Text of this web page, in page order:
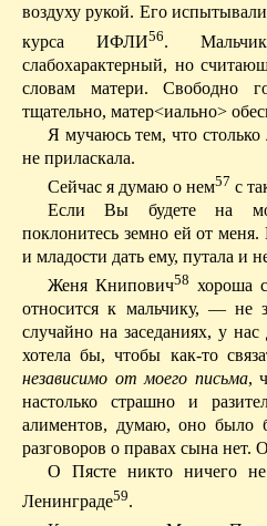
воздуху рукой. Его
курса ИФЛИ56.
слабохарактерный, но
словам матери. Свободно
тщательно, матер<иально>
Я мучаюсь тем, что
не приласкала.
Сейчас я думаю о нем57 с
Если Вы будете на
поклонитесь земно ей от
и младости дать ему, путала и
Женя Книпович58 хороша
относится к мальчику, — не
случайно на заседаниях, у
хотела бы, чтобы как-то
независимо от моего письма,
настолько страшно и
алиментов, думаю, оно было
разговоров о правах сына
О Пясте никто ничего
Ленинграде59.